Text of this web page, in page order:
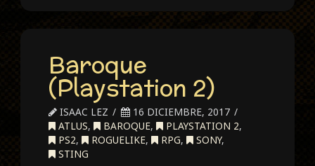
Baroque
(Playstation 2)
ISAAC LEZ
16 DICIEMBRE, 2017
ATLUS, BAROQUE, PLAYSTATION 2,
PS2, ROGUELIKE, RPG, SONY,
STING